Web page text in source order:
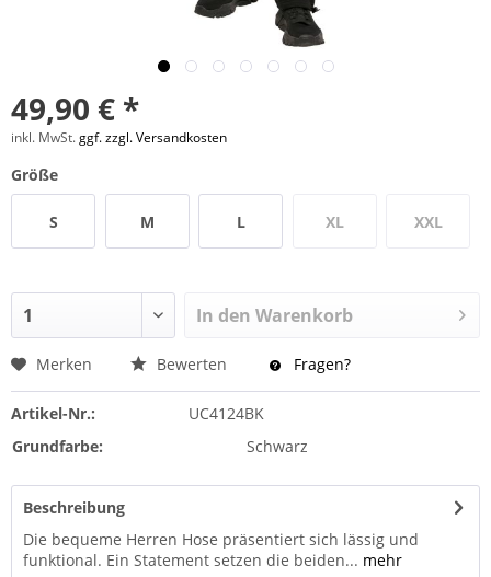
49,90 € *
inkl. MwSt.ggf. zzgl. Versandkosten
Größe
S M L XL XXL
In den Warenkorb
Merken Bewerten Fragen?
Artikel-Nr.:
UC4124BK
Grundfarbe:
Schwarz
Beschreibung
Die bequeme Herren Hose präsentiert sich lässig und
funktional. Ein Statement setzen die beiden... mehr